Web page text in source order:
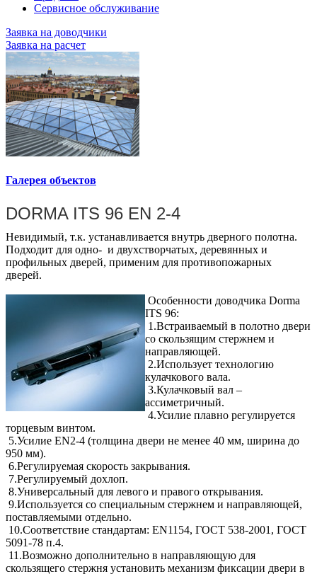
Сервисное обслуживание
Заявка на доводчики
Заявка на расчет
Галерея объектов
DORMA ITS 96 EN 2-4
Невидимый, т.к. устанавливается внутрь дверного полотна.
Подходит для одно- и двухстворчатых, деревянных и
профильных дверей, применим для противопожарных
дверей.
Особенности доводчика Dorma
ITS 96:
1.Встраиваемый в полотно двери
со скользящим стержнем и
направляющей.
2.Использует технологию
кулачкового вала.
3.Кулачковый вал –
ассиметричный.
4.Усилие плавно регулируется
торцевым винтом.
5.Усилие EN2-4 (толщина двери не менее 40 мм, ширина до
950 мм).
6.Регулируемая скорость закрывания.
7.Регулируемый дохлоп.
8.Универсальный для левого и правого открывания.
9.Используется со специальным стержнем и направляющей,
поставляемыми отдельно.
10.Соответствие стандартам: EN1154, ГОСТ 538-2001, ГОСТ
5091-78 п.4.
11.Возможно дополнительно в направляющую для
скользящего стержня установить механизм фиксации двери в